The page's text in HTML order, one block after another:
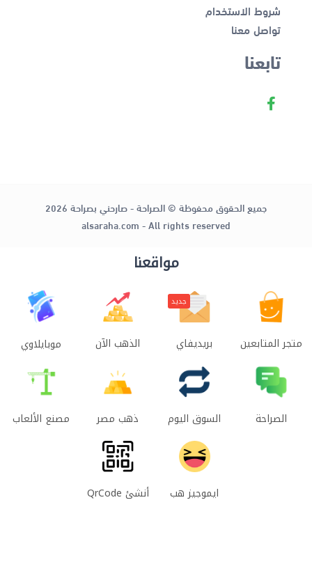
شروط الاستخدام
تواصل معنا
تابعنا
جميع الحقوق محفوظة © الصراحة - صارحني بصراحة 2026
alsaraha.com - All rights reserved